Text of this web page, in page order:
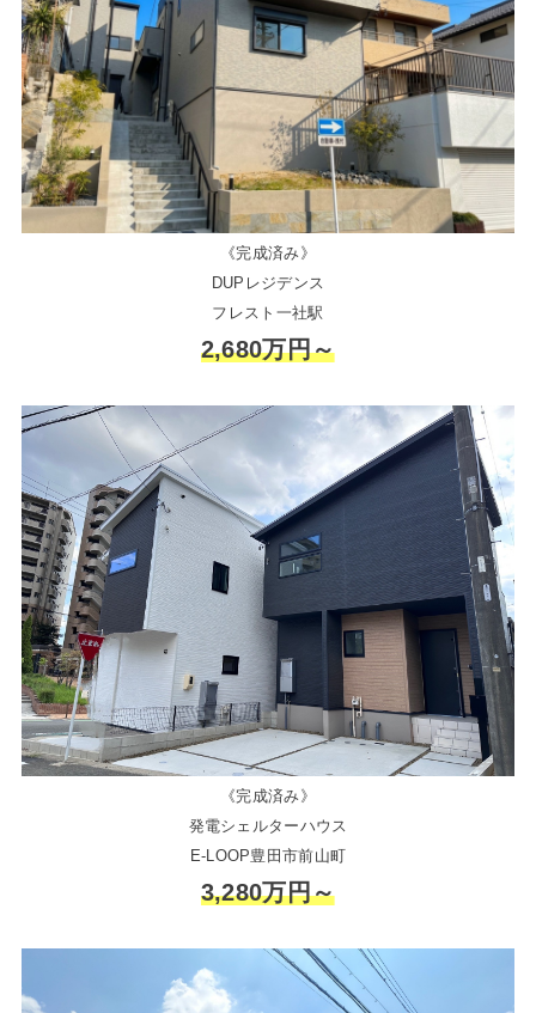
《完成済み》
DUPレジデンス
フレスト一社駅
2,680万円～
《完成済み》
発電シェルターハウス
E-LOOP豊田市前山町
3,280万円～